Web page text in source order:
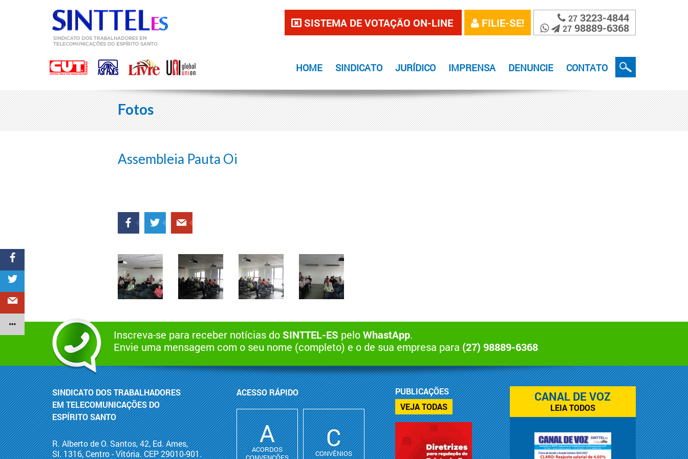
SISTEMA DE VOTAÇÃO ON-LINE FILIE-SE! 27 3223-4844
27 98889-6368
HOME SINDICATO JURÍDICO IMPRENSA DENUNCIE CONTATO
Fotos
Assembleia Pauta Oi
Inscreva-se para receber notícias do SINTTEL-ES peloWhastApp.
Envie uma mensagem com o seu nome (completo) e o de sua empresa para (27) 98889-6368
SINDICATO DOS TRABALHADORES
EM TELECOMUNICAÇÕES DO
ESPÍRITO SANTO
R. Alberto de O. Santos, 42, Ed. Ames,
Sl. 1316, Centro - Vitória. CEP 29010-901.
ACESSO RÁPIDO
A
ACORDOS
C
CONVÊNIOS
PUBLICAÇÕES
VEJA TODAS
CANAL DE VOZ
LEIA TODOS